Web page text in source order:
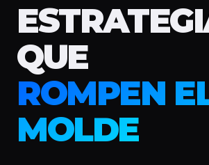
QUE
ROMPEN
MOLDE